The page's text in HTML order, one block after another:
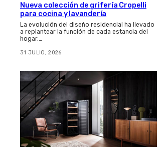
Nueva colección de grifería Cropelli
para cocina y lavandería
La evolución del diseño residencial ha llevado
a replantear la función de cada estancia del
hogar.…
31 JULIO, 2026